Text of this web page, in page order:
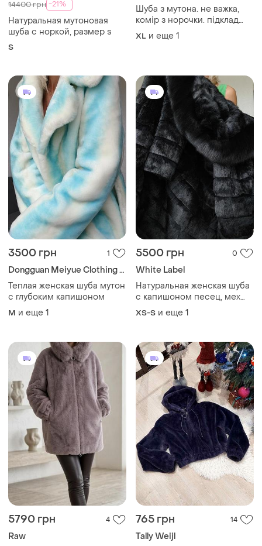
14400 грн -21%
Натуральная мутоновая
шуба с норкой, размер s
S
Шуба з мутона. не важка,
комір з норочки. підклад
якісний. одягалась 2-3 рази.
розгружаю шафу, віддаю
XL и еще 1
3500 грн 1
Dongguan Meiyue Clothing Co.
Теплая женская шуба мутон
с глубоким капишоном
M и еще 1
5500 грн 0
White Label
Натуральная женская шуба
с капишоном песец, мех
премиум класса 🔥
XS-S и еще 1
5790 грн 4
Raw
765 грн 14
Tally Weijl